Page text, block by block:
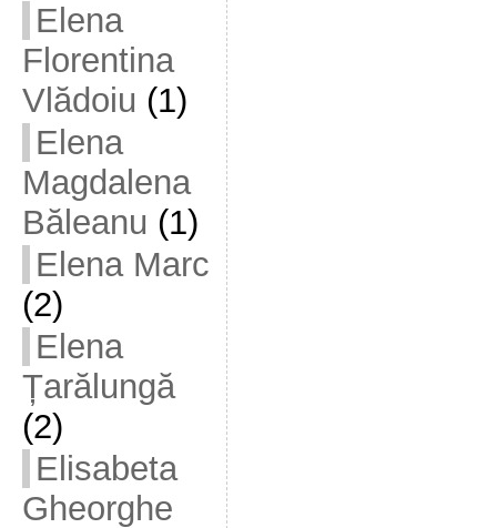
Elena
Florentina
Vlădoiu (1)
Elena
Magdalena
Băleanu (1)
Elena Marc
(2)
Elena
Țarălungă
(2)
Elisabeta
Gheorghe